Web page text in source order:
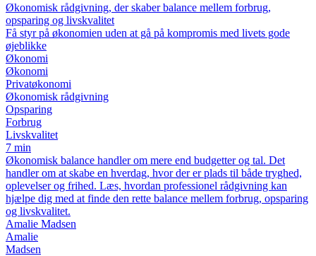
Økonomisk rådgivning, der skaber balance mellem forbrug,
opsparing og livskvalitet
Få styr på økonomien uden at gå på kompromis med livets gode
øjeblikke
Økonomi
Økonomi
Privatøkonomi
Økonomisk rådgivning
Opsparing
Forbrug
Livskvalitet
7 min
Økonomisk balance handler om mere end budgetter og tal. Det
handler om at skabe en hverdag, hvor der er plads til både tryghed,
oplevelser og frihed. Læs, hvordan professionel rådgivning kan
hjælpe dig med at finde den rette balance mellem forbrug, opsparing
og livskvalitet.
Amalie Madsen
Amalie
Madsen